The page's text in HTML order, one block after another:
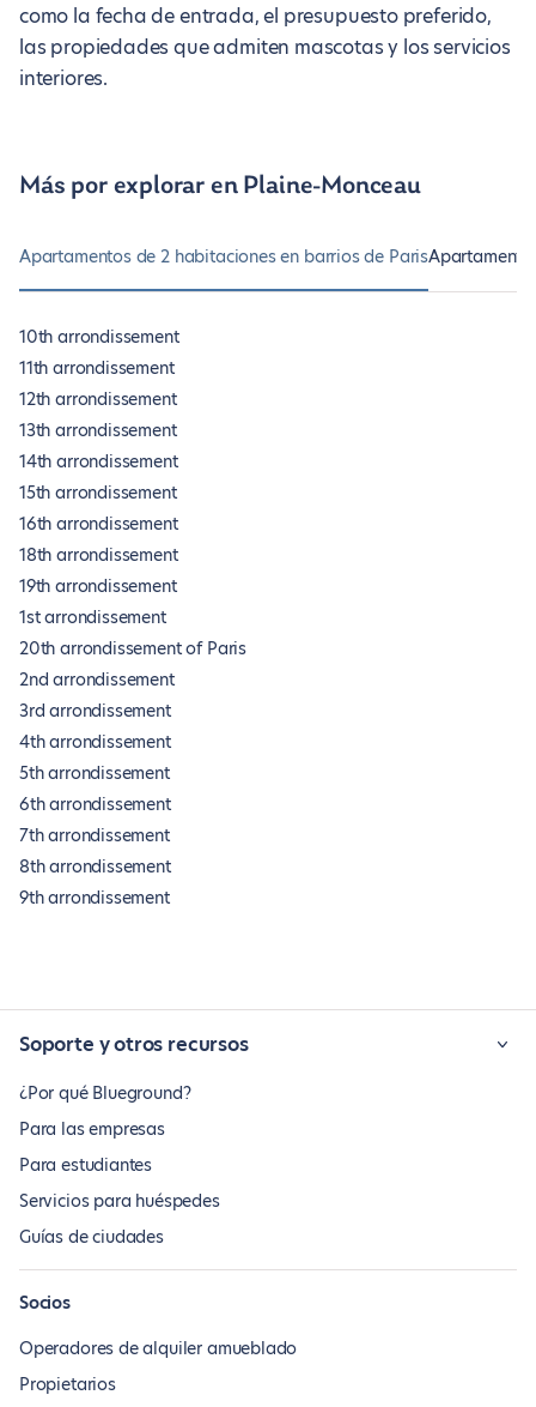
como la fecha de entrada, el presupuesto preferido,
las propiedades que admiten mascotas y los servicios
interiores.
Más por explorar en Plaine-Monceau
Apartamentos de 2 habitaciones en barrios de Paris
10th arrondissement
11th arrondissement
12th arrondissement
13th arrondissement
14th arrondissement
15th arrondissement
16th arrondissement
18th arrondissement
19th arrondissement
1st arrondissement
20th arrondissement of Paris
2nd arrondissement
3rd arrondissement
4th arrondissement
5th arrondissement
6th arrondissement
7th arrondissement
8th arrondissement
9th arrondissement
Soporte y otros recursos
¿Por qué Blueground?
Para las empresas
Para estudiantes
Servicios para huéspedes
Guías de ciudades
Socios
Operadores de alquiler amueblado
Propietarios